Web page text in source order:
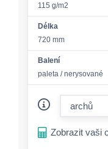
115 g/m2
Délka
720 mm
Balení
paleta / nerysované
Zobrazit vaši